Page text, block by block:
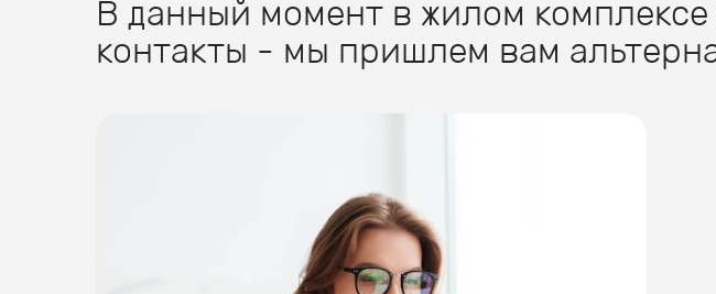
В данный момент в жилом комплексе
контакты - мы пришлем вам